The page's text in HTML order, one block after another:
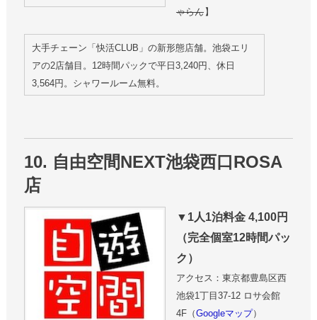
ゃらん 】
大手チェーン「快活CLUB」の新形態店舗。池袋エリ
アの2店舗目。12時間パックで平日3,240円、休日
3,564円。シャワールーム無料。
10. 自由空間NEXT池袋西口ROSA
店
▼1人1泊料金 4,100円
（完全個室12時間パッ
ク）
アクセス：東京都豊島区西
池袋1丁目37-12 ロサ会館
4F（Googleマップ）